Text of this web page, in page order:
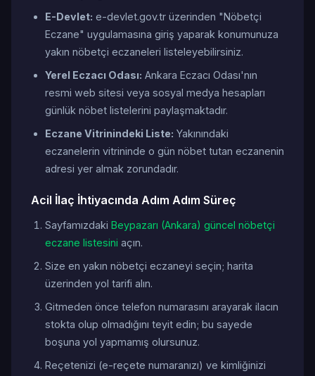
E-Devlet: e-devlet.gov.tr üzerinden "Nöbetçi
Eczane" uygulamasına giriş yaparak konumunuza
yakın nöbetçi eczaneleri listeleyebilirsiniz.
Yerel Eczacı Odası: Ankara Eczacı Odası'nın
resmi web sitesi veya sosyal medya hesapları
günlük nöbet listelerini paylaşmaktadır.
Eczane Vitrinindeki Liste: Yakınındaki
eczanelerin vitrininde o gün nöbet tutan eczanenin
adresi yer almak zorundadır.
Acil İlaç İhtiyacında Adım Adım Süreç
Sayfamızdaki Beypazarı (Ankara) güncel nöbetçi
eczane listesini açın.
Size en yakın nöbetçi eczaneyi seçin; harita
üzerinden yol tarifi alın.
Gitmeden önce telefon numarasını arayarak ilacın
stokta olup olmadığını teyit edin; bu sayede
boşuna yol yapmamış olursunuz.
Reçetenizi (e-reçete numaranızı) ve kimliğinizi